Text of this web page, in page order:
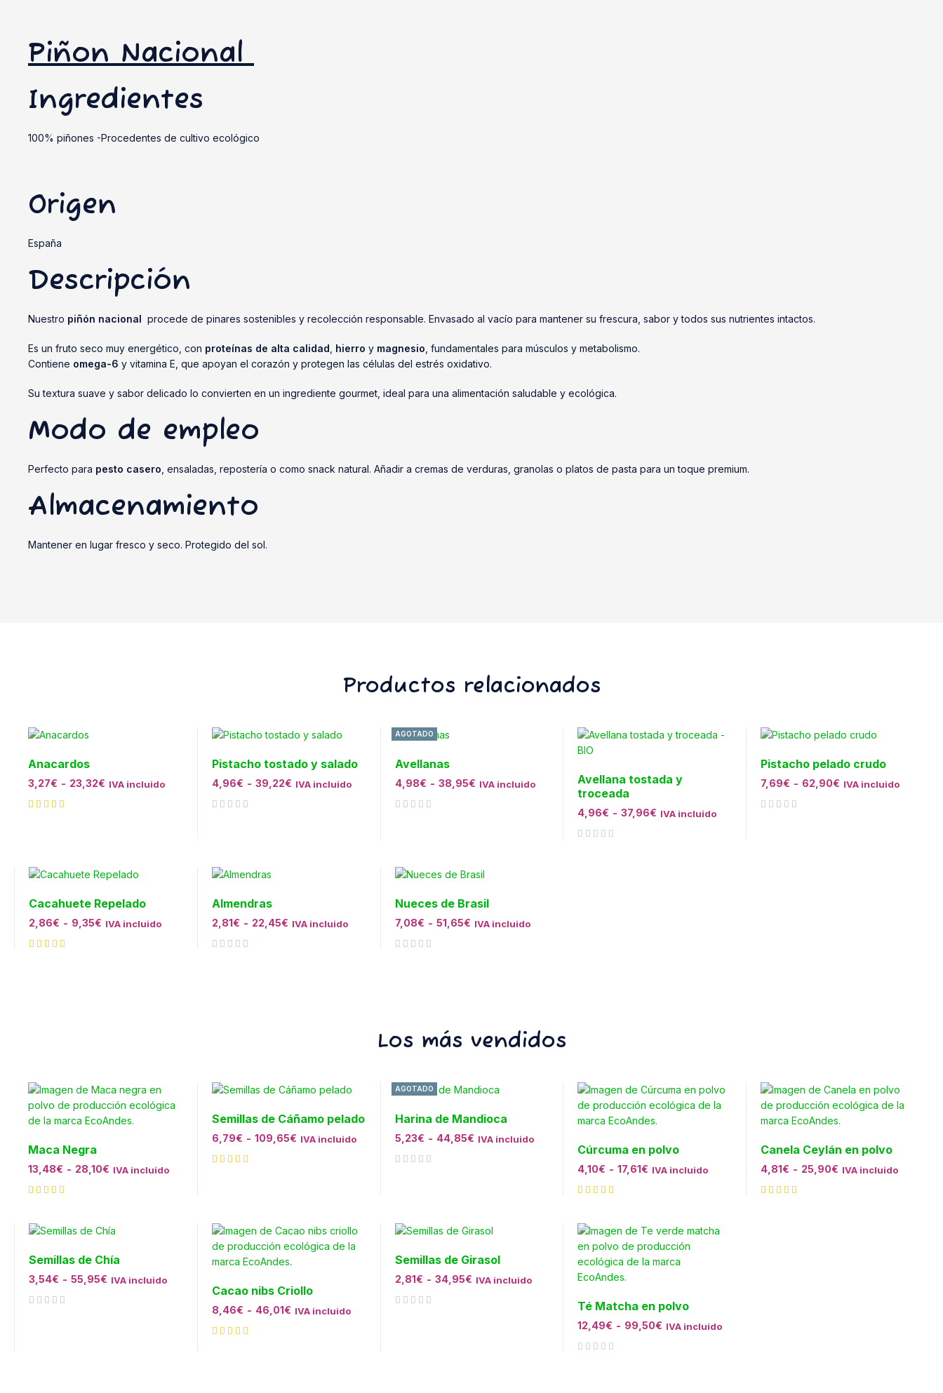
Piñon Nacional
Ingredientes
100% piñones -Procedentes de cultivo ecológico
Origen
España
Descripción
Nuestro piñón nacional procede de pinares sostenibles y recolección responsable. Envasado al vacío para mantener su frescura, sabor y todos sus nutrientes intactos.
Es un fruto seco muy energético, con proteínas de alta calidad hierro y magnesio , fundamentales para músculos y metabolismo.
Contiene omega-6 y vitamina E, que apoyan el corazón y protegen las células del estrés oxidativo.
Su textura suave y sabor delicado lo convierten en un ingrediente gourmet, ideal para una alimentación saludable y ecológica.
Modo de empleo
Perfecto para pesto casero , ensaladas, repostería o como snack natural. Añadir a cremas de verduras, granolas o platos de pasta para un toque premium.
Almacenamiento
Mantener en lugar fresco y seco. Protegido del sol.
Productos relacionados
Anacardos
3,27€ - 23,32€ IVA incluido
Pistacho tostado y salado
4,96€ - 39,22€ IVA incluido
AGOTADO
Avellanas
4,98€ - 38,95€ IVA incluido
Avellana tostada y
troceada
4,96€ - 37,96€ IVA incluido
Pistacho pelado crudo
7,69€ - 62,90€ IVA incluido
Cacahuete Repelado
2,86€ - 9,35€ IVA incluido
Almendras
2,81€ - 22,45€ IVA incluido
Nueces de Brasil
7,08€ - 51,65€ IVA incluido
Los más vendidos
Maca Negra
13,48€ - 28,10€ IVA incluido
Semillas de Cáñamo pelado
6,79€ - 109,65€ IVA incluido
AGOTADO
Harina de Mandioca
5,23€ - 44,85€ IVA incluido
Cúrcuma en polvo
4,10€ - 17,61€ IVA incluido
Canela Ceylán en polvo
4,81€ - 25,90€ IVA incluido
Semillas de Chía
3,54€ - 55,95€ IVA incluido
Cacao nibs Criollo
8,46€ - 46,01€ IVA incluido
Semillas de Girasol
2,81€ - 34,95€ IVA incluido
Té Matcha en polvo
12,49€ - 99,50€ IVA incluido